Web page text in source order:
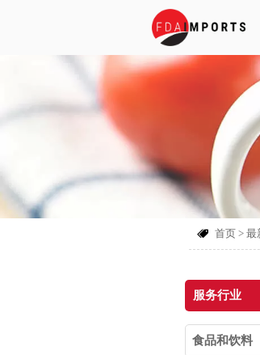
 首页> 最
服务行业
食品和饮料